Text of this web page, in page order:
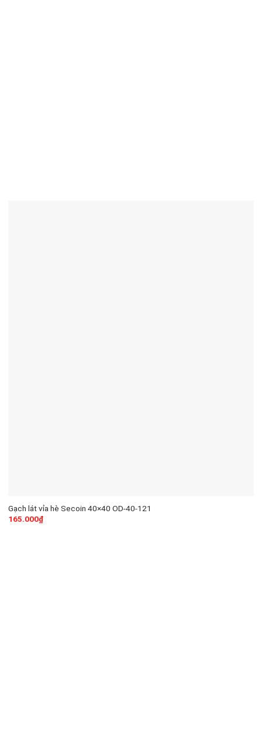
Gạch lát vỉa hè Secoin 40×40 OD-40-121
165.000₫